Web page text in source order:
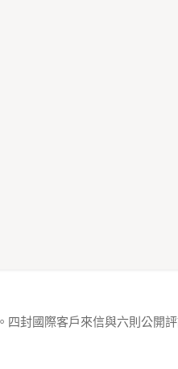
封國際客戶來信與六則公開